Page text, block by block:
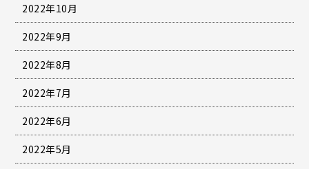
2022年10月
2022年9月
2022年8月
2022年7月
2022年6月
2022年5月